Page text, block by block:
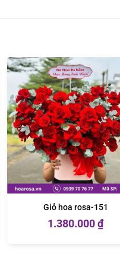
Giỏ hoa rosa-151
1.380.000₫